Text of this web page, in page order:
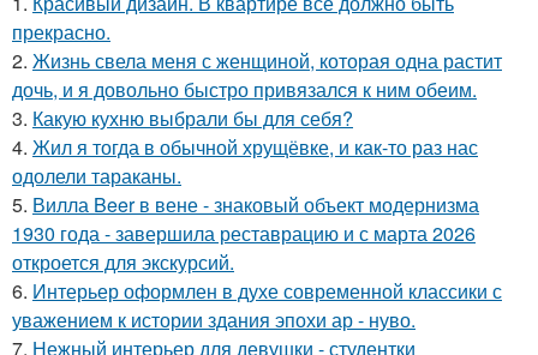
прекрасно.
2. Жизнь свела меня с женщиной, которая одна растит
дочь, и я довольно быстро привязался к ним обеим.
3. Какую кухню выбрали бы для себя?
4. Жил я тогда в обычной хрущёвке, и как-то раз нас
одолели тараканы.
5. Вилла Beer в вене - знаковый объект модернизма
1930 года - завершила реставрацию и с марта 2026
откроется для экскурсий.
6. Интерьер оформлен в духе современной классики с
уважением к истории здания эпохи ар - нуво.
7. Нежный интерьер для девушки - студентки